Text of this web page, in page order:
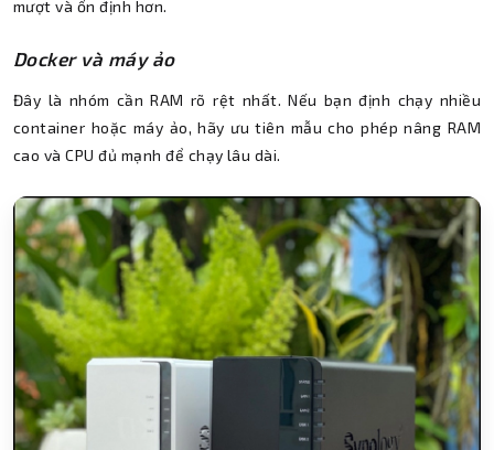
mượt và ổn định hơn.
Docker và máy ảo
Đây là nhóm cần RAM rõ rệt nhất. Nếu bạn định chạy nhiều
container hoặc máy ảo, hãy ưu tiên mẫu cho phép nâng RAM
cao và CPU đủ mạnh để chạy lâu dài.